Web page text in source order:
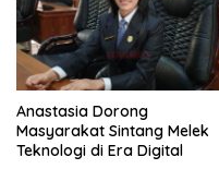
Anastasia Dorong
Masyarakat Sintang Melek
Teknologi di Era Digital